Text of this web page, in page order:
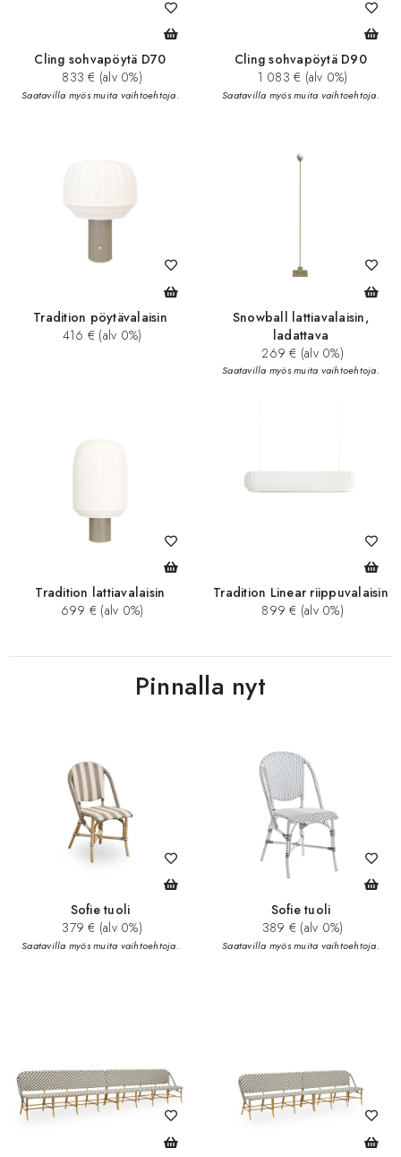
Cling sohvapöytä D70
833 € (alv 0%)
Saatavilla myös muita vaihtoehtoja.
Cling sohvapöytä D90
1 083 € (alv 0%)
Saatavilla myös muita vaihtoehtoja.
Tradition pöytävalaisin
416 € (alv 0%)
Snowball lattiavalaisin,
ladattava
269 € (alv 0%)
Saatavilla myös muita vaihtoehtoja.
Tradition lattiavalaisin
699 € (alv 0%)
Tradition Linear riippuvalaisin
899 € (alv 0%)
Pinnalla nyt
Sofie tuoli
379 € (alv 0%)
Saatavilla myös muita vaihtoehtoja.
Sofie tuoli
389 € (alv 0%)
Saatavilla myös muita vaihtoehtoja.